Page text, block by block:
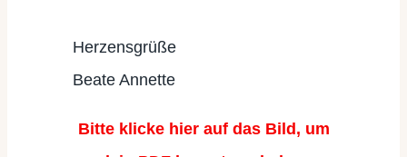
Herzensgrüße
Beate Annette
Bitte klicke hier auf das Bild, um